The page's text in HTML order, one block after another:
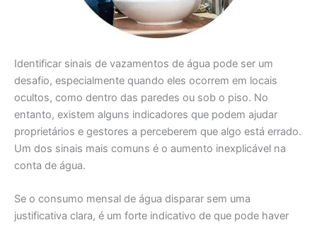
Identificar sinais de vazamentos de água pode ser um
desafio, especialmente quando eles ocorrem em locais
ocultos, como dentro das paredes ou sob o piso. No
entanto, existem alguns indicadores que podem ajudar
proprietários e gestores a perceberem que algo está errado.
Um dos sinais mais comuns é o aumento inexplicável na
conta de água.
Se o consumo mensal de água disparar sem uma
justificativa clara, é um forte indicativo de que pode haver